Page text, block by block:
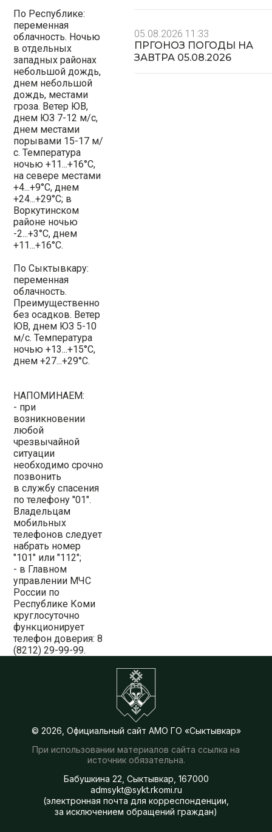
По Республике:
переменная
облачность. Ночью
в отдельных
западных районах
небольшой дождь,
днем небольшой
дождь, местами
гроза. Ветер ЮВ,
днем ЮЗ 7-12 м/с,
днем местами
порывами 15-17 м/
с. Температура
ночью +11...+16°С,
на севере местами
+4...+9°С, днем
+24...+29°С; в
Воркутинском
районе ночью
-2...+3°С, днем
+11...+16°С.
По Сыктывкару:
переменная
облачность.
Преимущественно
без осадков. Ветер
ЮВ, днем ЮЗ 5-10
м/с. Температура
ночью +13...+15°С,
днем +27...+29°С.
НАПОМИНАЕМ:
- при
возникновении
любой
чрезвычайной
ситуации
необходимо срочно
позвонить
в службу спасения
по телефону "01".
Владельцам
мобильных
телефонов следует
набрать номер
"101" или "112";
- в Главном
управлении МЧС
России по
Республике Коми
круглосуточно
функционирует
телефон доверия: 8
(8212) 29-99-99.
05.08.2026 11:33
ПРГОНОЗ ПОГОДЫ НА
ЗАВТРА 05.08.2026
© 2026, Официальный сайт АМО ГО «Сыктывкар»
При использовании материалов сайта ссылка на
источник обязательна.
Бабушкина 22, Сыктывкар, 167000
admsykt@sykt.rkomi.ru
(электронная почта для корреспонденции,
за исключением обращений граждан)